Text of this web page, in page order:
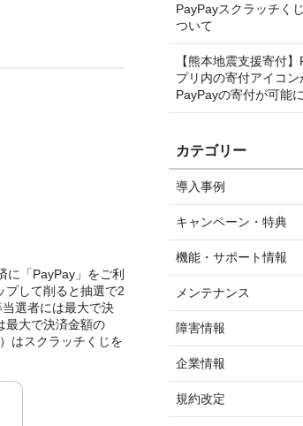
に「PayPay」をご利
プして削ると抽選で2
選者には最大で決
最大で決済金額の
はスクラッチくじを
PayPayスクラッチく
ついて
【熊本地震支援寄付
プリ内の寄付アイコン
PayPayの寄付が可能に
カテゴリー
導入事例
キャンペーン・特典
機能・サポート情報
メンテナンス
障害情報
企業情報
規約改定